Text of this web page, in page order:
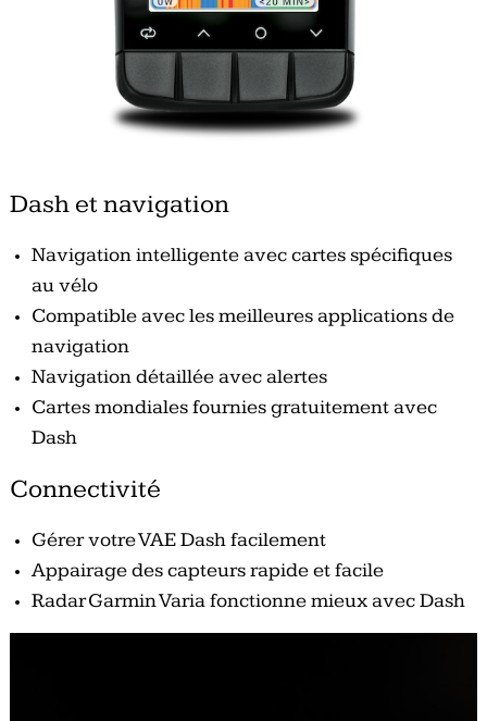
Dash et navigation
Navigation intelligente avec cartes spécifiques
au vélo
Compatible avec les meilleures applications de
navigation
Navigation détaillée avec alertes
Cartes mondiales fournies gratuitement avec
Dash
Connectivité
Gérer votre VAE Dash facilement
Appairage des capteurs rapide et facile
Radar Garmin Varia fonctionne mieux avec Dash